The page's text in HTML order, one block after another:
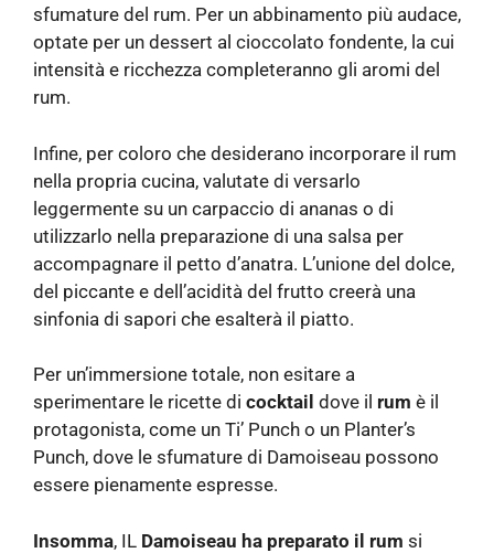
sfumature del rum. Per un abbinamento più audace,
optate per un dessert al cioccolato fondente, la cui
intensità e ricchezza completeranno gli aromi del
rum.
Infine, per coloro che desiderano incorporare il rum
nella propria cucina, valutate di versarlo
leggermente su un carpaccio di ananas o di
utilizzarlo nella preparazione di una salsa per
accompagnare il petto d’anatra. L’unione del dolce,
del piccante e dell’acidità del frutto creerà una
sinfonia di sapori che esalterà il piatto.
Per un’immersione totale, non esitare a
sperimentare le ricette di cocktail dove il rum è il
protagonista, come un Ti’ Punch o un Planter’s
Punch, dove le sfumature di Damoiseau possono
essere pienamente espresse.
Insomma, IL Damoiseau ha preparato il rum si